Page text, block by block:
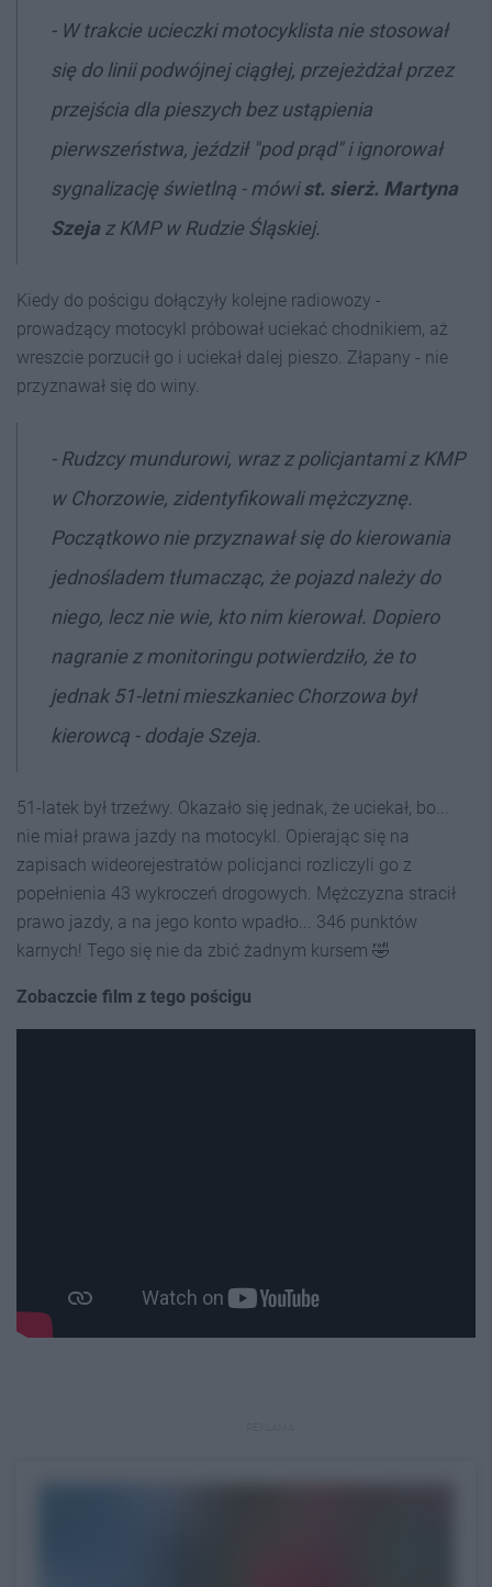
- W trakcie ucieczki motocyklista nie stosował
się do linii podwójnej ciągłej, przejeżdżał przez
przejścia dla pieszych bez ustąpienia
pierwszeństwa, jeździł "pod prąd" i ignorował
sygnalizację świetlną - mówist. sierż. Martyna
Szeja z KMP w Rudzie Śląskiej.
Kiedy do pościgu dołączyły kolejne radiowozy -
prowadzący motocykl próbował uciekać chodnikiem, aż
wreszcie porzucił go i uciekał dalej pieszo. Złapany - nie
przyznawał się do winy.
- Rudzcy mundurowi, wraz z policjantami z KMP
w Chorzowie, zidentyfikowali mężczyznę.
Początkowo nie przyznawał się do kierowania
jednośladem tłumacząc, że pojazd należy do
niego, lecz nie wie, kto nim kierował. Dopiero
nagranie z monitoringu potwierdziło, że to
jednak 51-letni mieszkaniec Chorzowa był
kierowcą - dodaje Szeja.
51-latek był trzeźwy. Okazało się jednak, że uciekał, bo...
nie miał prawa jazdy na motocykl. Opierając się na
zapisach wideorejestratów policjanci rozliczyli go z
popełnienia 43 wykroczeń drogowych. Mężczyzna stracił
prawo jazdy, a na jego konto wpadło... 346 punktów
karnych! Tego się nie da zbić żadnym kursem 🤣
Zobaczcie film z tego pościgu